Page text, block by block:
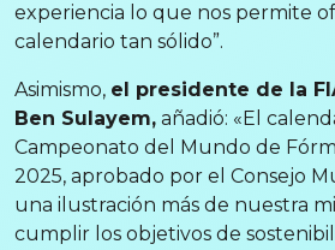
experiencia lo que nos permite
calendario tan sólido”.
Asimismo, el presidente de la
Ben Sulayem, añadió: «El
Campeonato del Mundo de
2025, aprobado por el Consejo
una ilustración más de nuestra
cumplir los objetivos de